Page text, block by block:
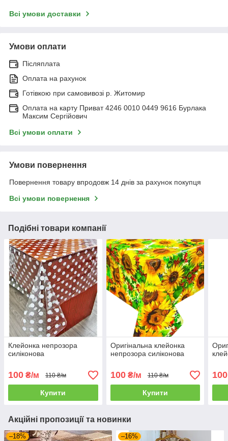
Всі умови доставки
Умови оплати
Післяплата
Оплата на рахунок
Готівкою при самовивозі р. Житомир
Оплата на карту Приват 4246 0010 0449 9616 Бурлака
Максим Сергійович
Всі умови оплати
Умови повернення
Повернення товару впродовж 14 днів за рахунок покупця
Всі умови повернення
Подібні товари компанії
Клейонка непрозора
силіконова
100 ₴/м 110 ₴/м
Купити
Оригінальна клейонка
непрозора силіконова
100₴/м 110 ₴/м
Купити
100
Акційні пропозиції та новинки
–18% –16%